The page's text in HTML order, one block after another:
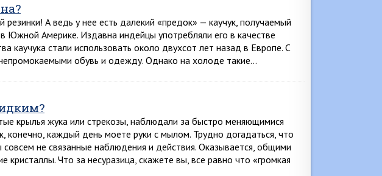
резинки! А ведь у нее есть далекий «предок» — каучук, получаемый
Южной Америке. Издавна индейцы употребляли его в качестве
каучука стали использовать около двухсот лет назад в Европе. С
обувь и одежду. Однако на холоде такие…
крылья жука или стрекозы, наблюдали за быстро меняющимися
конечно, каждый день моете руки с мылом. Трудно догадаться, что
не связанные наблюдения и действия. Оказывается, общими
кристаллы. Что за несуразица, скажете вы, все равно что «громкая